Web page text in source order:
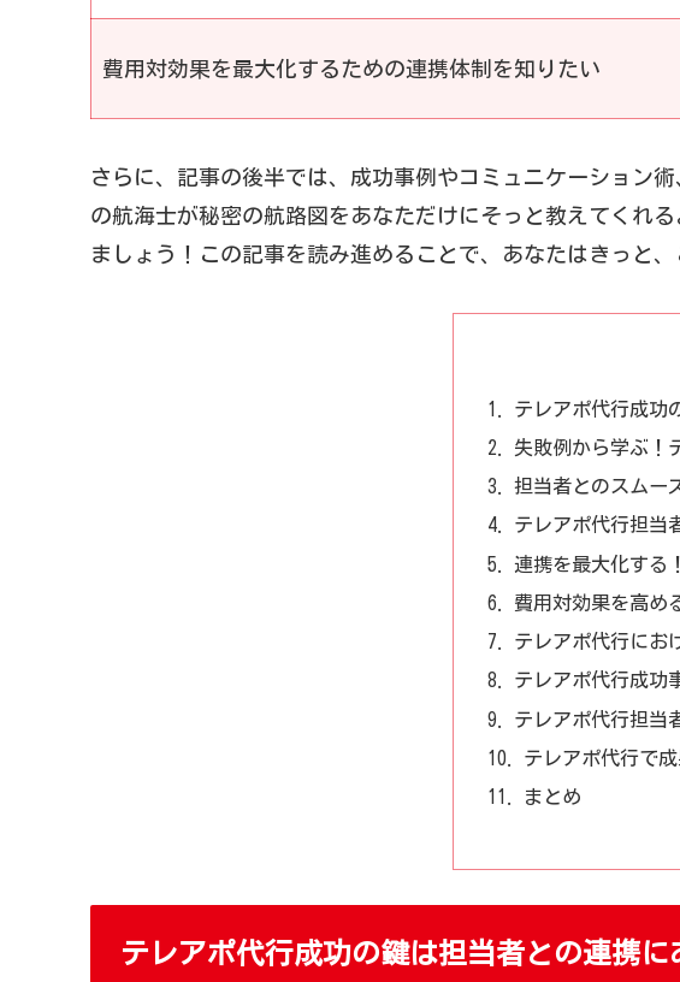
費用対効果を最大化するための連携体制を知りたい
さらに、記事の後半では、成功事例やコミュニケーション
の航海士が秘密の航路図をあなただけにそっと教えてくれ
ましょう！この記事を読み進めることで、あなたはきっと
テレアポ代行成功
失敗例から学ぶ！
担当者とのスムー
テレアポ代行担当
連携を最大化する
費用対効果を高め
テレアポ代行にお
テレアポ代行成功
テレアポ代行担当
テレアポ代行で
まとめ
テレアポ代行成功の鍵は担当者との連携